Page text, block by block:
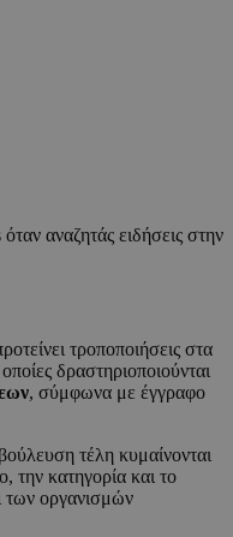
αναζητάς ειδήσεις στην
τροποποιήσεις στα
δραστηριοποιούνται
, σύμφωνα με έγγραφο
τέλη κυμαίνονται
την κατηγορία και το
των οργανισμών